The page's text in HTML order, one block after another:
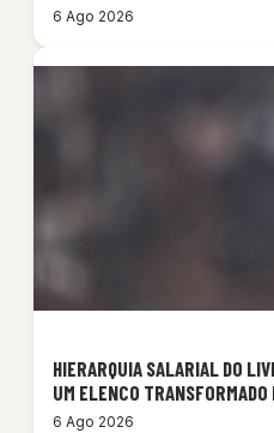
6 Ago 2026
HIERARQUIA SALARIAL DO
UM ELENCO
6 Ago 2026